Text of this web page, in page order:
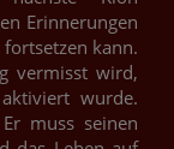
Erinnerungen
kann.
vermisst wird,
wurde.
muss seinen